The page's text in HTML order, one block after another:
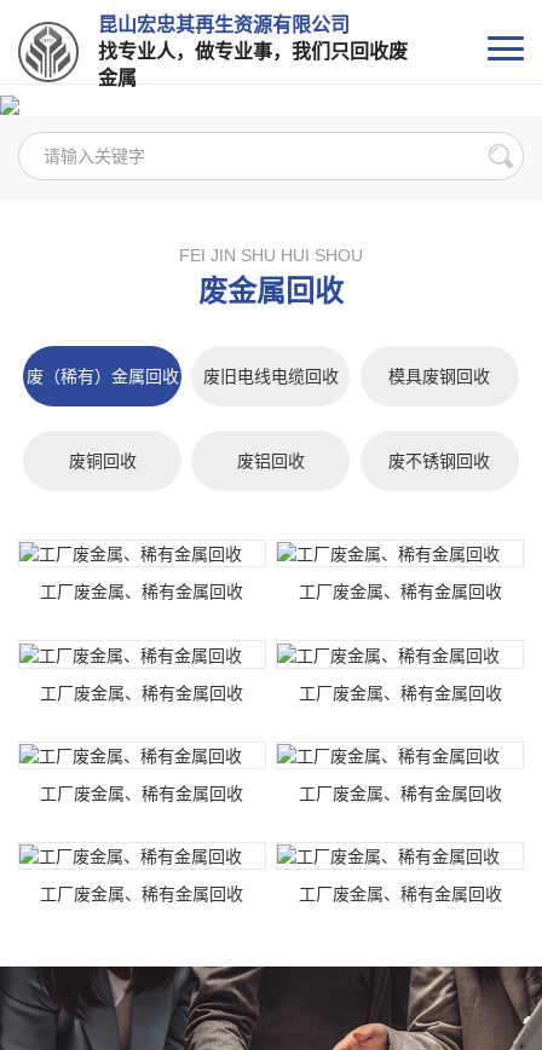
昆山宏忠其再生资源有限公司
找专业人，做专业事，我们只回收废
金属
FEI JIN SHU HUI SHOU
废金属回收
废（稀有）金属回收 废旧电线电缆回收 模具废钢回收
废铜回收 废铝回收 废不锈钢回收
工厂废金属、稀有金属回收 工厂废金属、稀有金属回收
工厂废金属、稀有金属回收 工厂废金属、稀有金属回收
工厂废金属、稀有金属回收 工厂废金属、稀有金属回收
工厂废金属、稀有金属回收 工厂废金属、稀有金属回收